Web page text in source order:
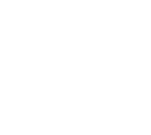
大工が